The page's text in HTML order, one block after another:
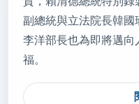
副總統與立法院長韓國
李洋部長也為即將邁
福。